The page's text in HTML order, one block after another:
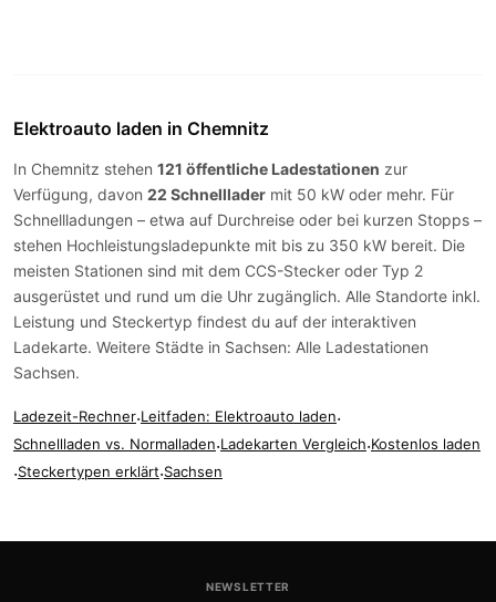
Elektroauto laden in Chemnitz
In Chemnitz stehen 121 öffentliche Ladestationen zur
Verfügung, davon 22 Schnelllader mit 50 kW oder mehr. Für
Schnellladungen – etwa auf Durchreise oder bei kurzen Stopps –
stehen Hochleistungsladepunkte mit bis zu 350 kW bereit. Die
meisten Stationen sind mit dem CCS-Stecker oder Typ 2
ausgerüstet und rund um die Uhr zugänglich. Alle Standorte inkl.
Leistung und Steckertyp findest du auf der interaktiven
Ladekarte. Weitere Städte in Sachsen: Alle Ladestationen
Sachsen.
Ladezeit-Rechner·Leitfaden: Elektroauto laden·
Schnellladen vs. Normalladen·Ladekarten Vergleich·Kostenlos laden
·Steckertypen erklärt·Sachsen
NEWSLETTER